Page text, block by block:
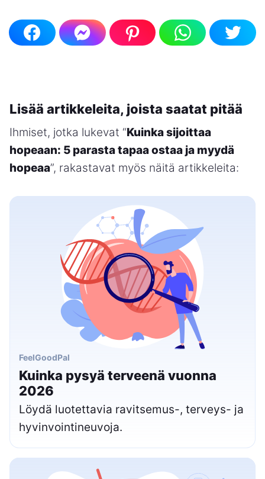
Lisää artikkeleita, joista saatat pitää
Ihmiset, jotka lukevat “Kuinka sijoittaa
hopeaan: 5 parasta tapaa ostaa ja myydä
hopeaa”, rakastavat myös näitä artikkeleita:
FeelGoodPal
Kuinka pysyä terveenä vuonna
2026
Löydä luotettavia ravitsemus-, terveys- ja
hyvinvointineuvoja.